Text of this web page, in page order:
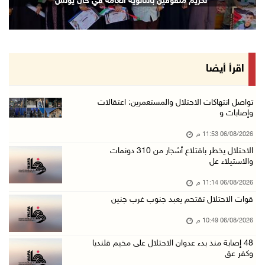
06/آب/2026 09:13 م
ورشة توصي بخطة عاجلة لاستعادة التعليم الوجاهي ...
الرئيس يستقبل مجلس بلدية رام الله ويشدد على د ...
جماهير شعبنا تشيع جثمان الشهيد علاء صبيح في ت ...
الاحتلال يوسع حملات الدهم والاعتقال في قلنديا ...
06/آب/2026 08:06 م
الرئيس المصري وملك البحرين يشددان على ضرورة ت ...
رابطة العالم الإسلامي تدين تواصل انتهاكات الا ...
اقرأ أيضا
تواصل انتهاكات الاحتلال والمستعمرين: اعتقالات
وإصابات و
06/08/2026 11:53 م
الاحتلال يخطر باقتلاع أشجار من 310 دونمات
والاستيلاء عل
06/08/2026 11:14 م
قوات الاحتلال تقتحم يعبد جنوب غرب جنين
06/08/2026 10:49 م
48 إصابة منذ بدء عدوان الاحتلال على مخيم قلنديا
وكفر عق